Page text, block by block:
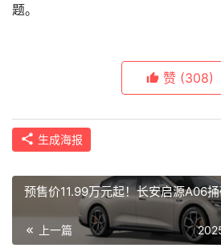
题。
赞 (308)
生成海报
预售价11.99万元起！长安启源A06
上一篇